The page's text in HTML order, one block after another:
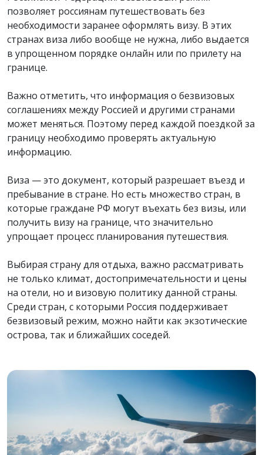
позволяет россиянам путешествовать без
необходимости заранее оформлять визу. В этих
странах виза либо вообще не нужна, либо выдается
в упрощенном порядке онлайн или по прилету на
границе.
Важно отметить, что информация о безвизовых
соглашениях между Россией и другими странами
может меняться. Поэтому перед каждой поездкой за
границу необходимо проверять актуальную
информацию.
Виза — это документ, который разрешает въезд и
пребывание в стране. Но есть множество стран, в
которые граждане РФ могут въехать без визы, или
получить визу на границе, что значительно
упрощает процесс планирования путешествия.
Выбирая страну для отдыха, важно рассматривать
не только климат, достопримечательности и цены
на отели, но и визовую политику данной страны.
Среди стран, с которыми Россия поддерживает
безвизовый режим, можно найти как экзотические
острова, так и ближайших соседей.